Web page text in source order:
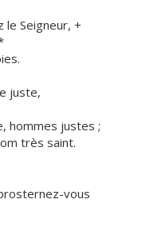
le Seigneur, +
juste,
hommes justes ;
très saint.
vous